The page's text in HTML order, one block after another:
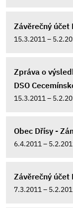
Závěrečný účet
15.3.2011 –
Zpráva o
DSO
15.3.2011 –
Obec Dřísy -
6.4.2011 –
Závěrečný účet
7.3.2011 –